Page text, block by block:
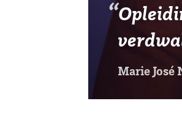
Marie José